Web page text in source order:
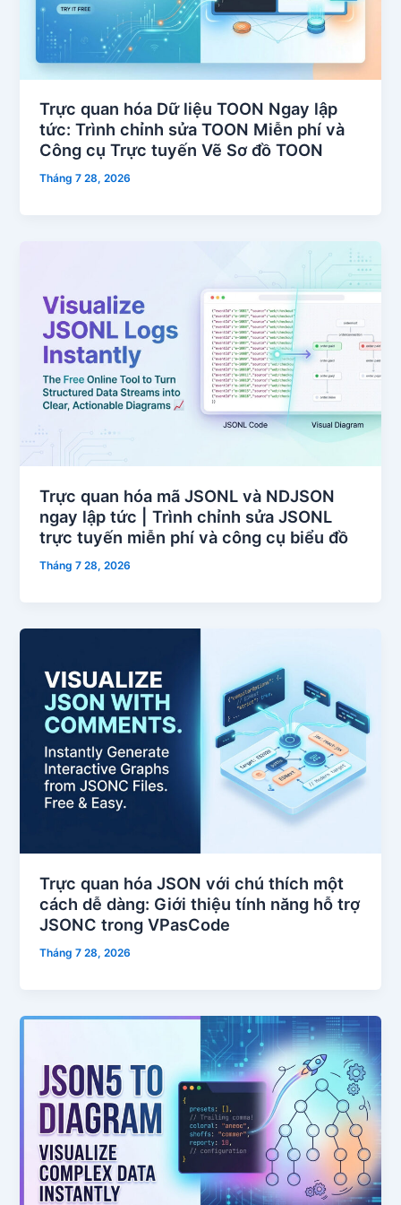
Trực quan hóa Dữ liệu TOON Ngay lập
tức: Trình chỉnh sửa TOON Miễn phí và
Công cụ Trực tuyến Vẽ Sơ đồ TOON
Tháng 7 28, 2026
Trực quan hóa mã JSONL và NDJSON
ngay lập tức | Trình chỉnh sửa JSONL
trực tuyến miễn phí và công cụ biểu đồ
Tháng 7 28, 2026
Trực quan hóa JSON với chú thích một
cách dễ dàng: Giới thiệu tính năng hỗ trợ
JSONC trong VPasCode
Tháng 7 28, 2026